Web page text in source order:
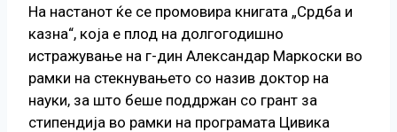
На настанот ќе се промовира книгата „Срдба и
казна“, која е плод на долгогодишно
истражување на г-дин Александар Маркоски во
рамки на стекнувањето со назив доктор на
науки, за што беше поддржан со грант за
стипендија во рамки на програмата Цивика